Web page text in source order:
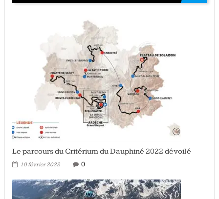
Le parcours du Critérium du Dauphiné 2022 dévoilé
10 février 2022 0